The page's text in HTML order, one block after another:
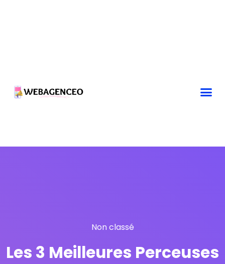
Non classé
Les 3 Meilleures Perceuses